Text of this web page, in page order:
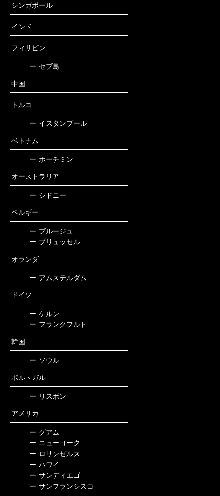
シンガポール
インド
フィリピン
ー セブ島
中国
トルコ
ー イスタンブール
ベトナム
ー ホーチミン
オーストラリア
ー シドニー
ベルギー
ー ブルージュ
ー ブリュッセル
オランダ
ー アムステルダム
ドイツ
ー ケルン
ー フランクフルト
韓国
ー ソウル
ポルトガル
ー リスボン
アメリカ
ー グアム
ー ニューヨーク
ー ロサンゼルス
ー ハワイ
ー サンディエゴ
ー サンフランシスコ